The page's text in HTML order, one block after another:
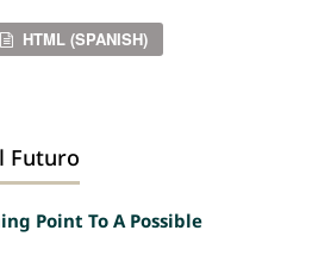
HTML (SPANISH)
Futuro
Point To A Possible